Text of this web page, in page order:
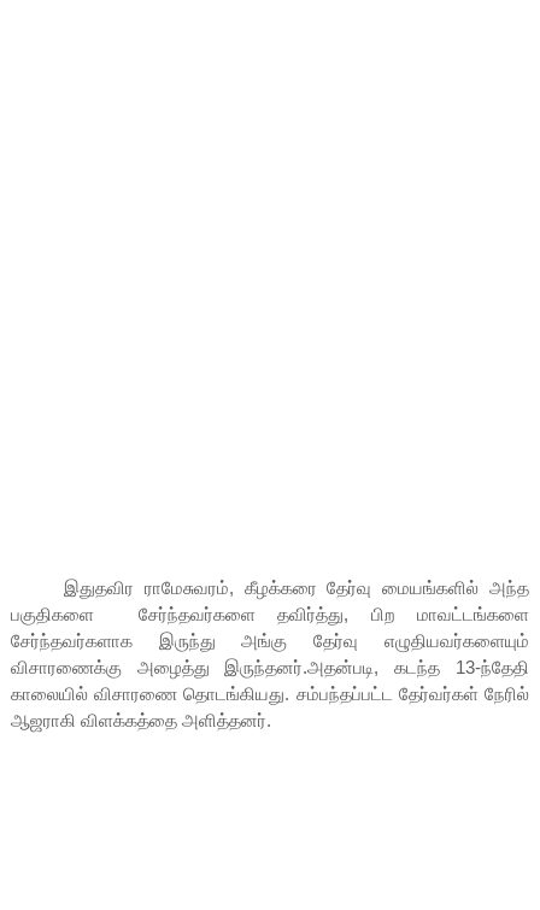
இதுதவிர ராமேசுவரம், கீழக்கரை தேர்வு மையங்களில் அந்த
பகுதிகளை சேர்ந்தவர்களை தவிர்த்து, பிற மாவட்டங்களை
சேர்ந்தவர்களாக இருந்து அங்கு தேர்வு எழுதியவர்களையும்
விசாரணைக்கு அழைத்து இருந்தனர்.அதன்படி, கடந்த 13-ந்தேதி
காலையில் விசாரணை தொடங்கியது. சம்பந்தப்பட்ட தேர்வர்கள் நேரில்
ஆஜராகி விளக்கத்தை அளித்தனர்.